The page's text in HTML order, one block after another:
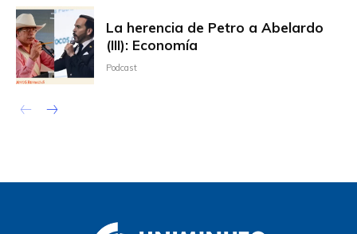
La herencia de Petro a Abelardo
(III): Economía
Podcast